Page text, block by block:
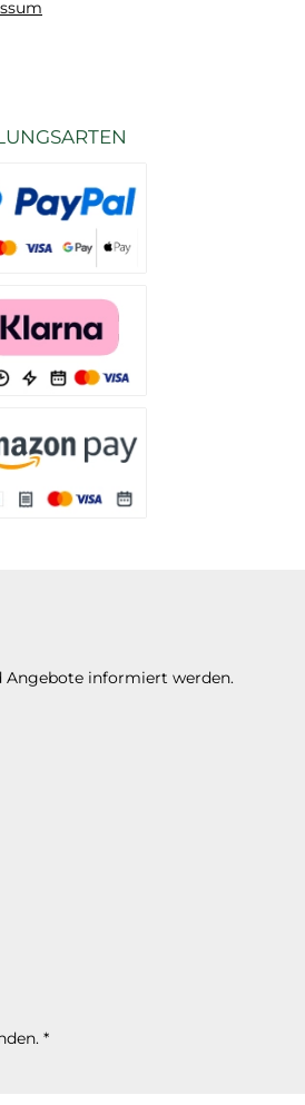
Angebote informiert werden.
*